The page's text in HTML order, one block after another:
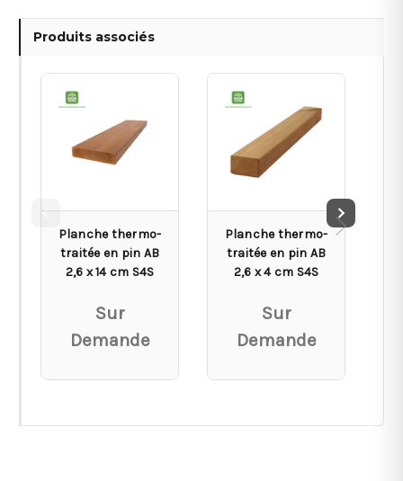
Produits associés
Planche thermo-
traitée en pin AB
2,6 x 14 cm S4S
Sur
Demande
Planche thermo-
traitée en pin AB
2,6 x 4 cm S4S
Sur
Demande